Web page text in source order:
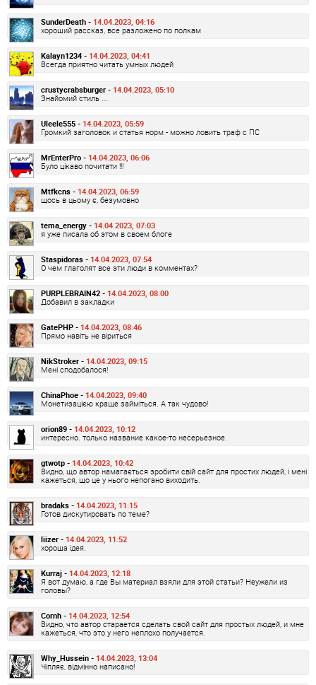
SunderDeath - 14.04.2023, 04:16
хороший рассказ, все разложено по полкам
Kalayn1234 - 14.04.2023, 04:41
Всегда приятно читать умных людей
crustycrabsburger - 14.04.2023, 05:10
Знайомий стиль ...
Uleele555 - 14.04.2023, 05:59
Громкий заголовок и статья норм - можно ловить траф с ПС
MrEnterPro - 14.04.2023, 06:06
Було цікаво почитати !!!
Mtfkcns - 14.04.2023, 06:59
щось в цьому є, безумовно
tema_energy - 14.04.2023, 07:03
я уже писала об этом в своем блоге
Staspidoras - 14.04.2023, 07:54
О чем глаголят все эти люди в комментах?
PURPLEBRAIN42 - 14.04.2023, 08:00
Добавил в закладки
GatePHP - 14.04.2023, 08:46
Прямо навіть не віриться
NikStroker - 14.04.2023, 09:15
Мені сподобалося!
ChinaPhoe - 14.04.2023, 09:40
Монетизацією краще займіться. А так чудово!
orion89 - 14.04.2023, 10:12
интересно. только название какое-то несерьезное.
gtwotp - 14.04.2023, 10:42
Видно, що автор намагається зробити свій сайт для простих людей, і мені
кажеться, що це у нього непогано виходить.
bradaks - 14.04.2023, 11:15
Готов дискутировать по теме?
liizer - 14.04.2023, 11:52
хороша ідея.
Kurraj - 14.04.2023, 12:18
Я вот думаю, а где Вы материал взяли для этой статьи? Неужели из
головы?
Cornh - 14.04.2023, 12:54
Видно, что автор старается сделать свой сайт для простых людей, и мне
кажеться, что это у него неплохо получается.
Why_Hussein - 14.04.2023, 13:04
Чіпляє, відмінно написано!